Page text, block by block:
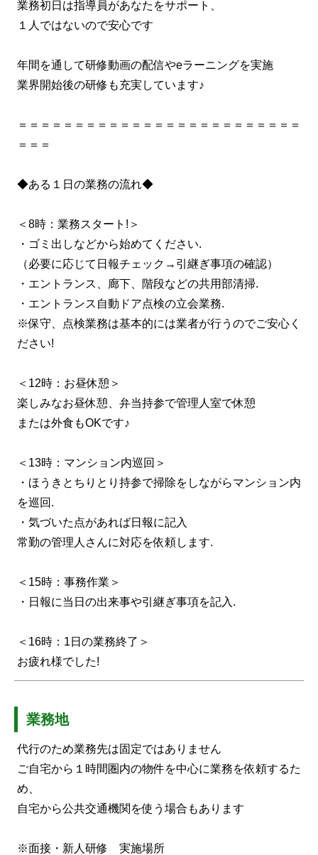
業務初日は指導員があなたをサポート、
１人ではないので安心です
年間を通して研修動画の配信やeラーニングを実施
業界開始後の研修も充実しています♪
＝＝＝＝＝＝＝＝＝＝＝＝＝＝＝＝＝＝＝＝＝＝＝＝＝
＝＝＝
◆ある１日の業務の流れ◆
＜8時：業務スタート!＞
・ゴミ出しなどから始めてください.
（必要に応じて日報チェック→引継ぎ事項の確認）
・エントランス、廊下、階段などの共用部清掃.
・エントランス自動ドア点検の立会業務.
※保守、点検業務は基本的には業者が行うのでご安心く
ださい!
＜12時：お昼休憩＞
楽しみなお昼休憩、弁当持参で管理人室で休憩
または外食もOKです♪
＜13時：マンション内巡回＞
・ほうきとちりとり持参で掃除をしながらマンション内
を巡回.
・気づいた点があれば日報に記入
常勤の管理人さんに対応を依頼します.
＜15時：事務作業＞
・日報に当日の出来事や引継ぎ事項を記入.
＜16時：1日の業務終了＞
お疲れ様でした!
業務地
代行のため業務先は固定ではありません
ご自宅から１時間圏内の物件を中心に業務を依頼するた
め、
自宅から公共交通機関を使う場合もあります
※面接・新人研修 実施場所